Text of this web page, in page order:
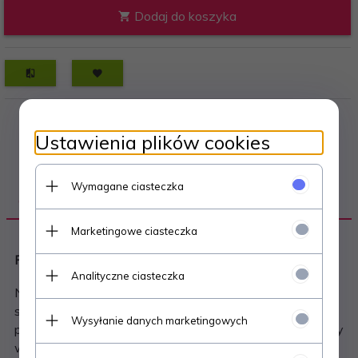
Dodaj do koszyka
POJEMNIK DO PRZECHOWYWANIA HAMBURG 0,6L
Nowoczesny i praktyczny pojemnik do przechowywania
suchej żywności, który pomoże zachować świeżość
produktów na dłużej. Model Hamburg został wyposażony
w hermetyczne zamknięcie z silikonową uszczelką,
Ustawienia plików cookies
Wymagane ciasteczka
Marketingowe ciasteczka
Analityczne ciasteczka
Wysyłanie danych marketingowych